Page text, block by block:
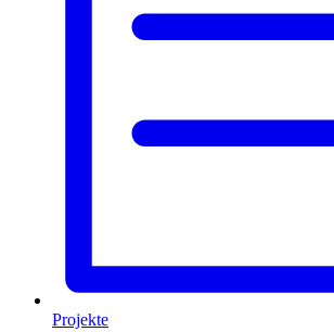
Projekte